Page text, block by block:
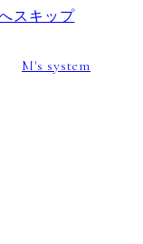
スキップ
M's system